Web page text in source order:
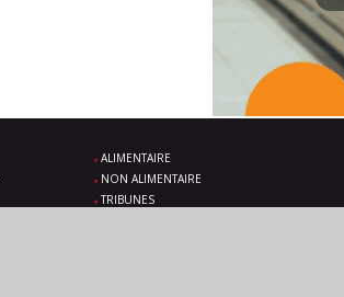
ALIMENTAIRE
NON ALIMENTAIRE
TRIBUNES